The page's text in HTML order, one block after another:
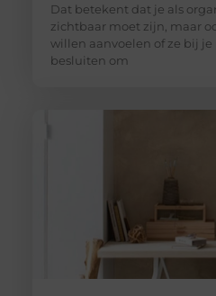
Dat betekent dat je als
zichtbaar moet zijn, maar
willen aanvoelen of ze bij je
besluiten om